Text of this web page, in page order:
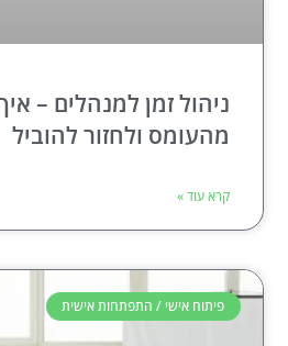
ניהול זמן למנהלים –
מהעומס ולחזור להוביל
קרא עוד »
פיתוח אישי / התפתחות אישית